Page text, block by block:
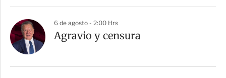
6 de agosto - 2:00 Hrs
Agravio y censura